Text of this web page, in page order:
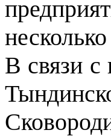
В связи с